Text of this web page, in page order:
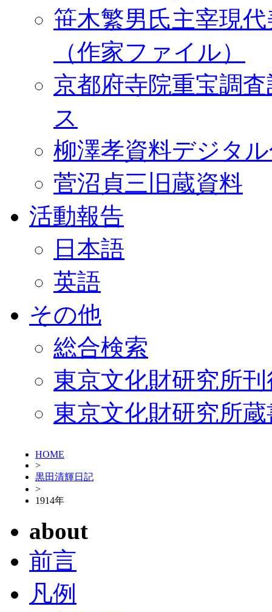
笹木繁男氏主宰現
（作家ファイル）
京都府寺院重宝調
ス
柳澤孝資料デジタ
菅沼貞三旧蔵資料
活動報告
日本語
英語
その他
総合検索
東京文化財研究所
東京文化財研究所
HOME
>
黒田清輝日記
>
1914年
about
前言
凡例